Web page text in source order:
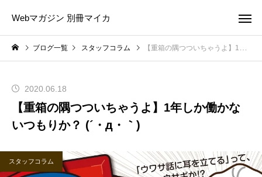
Webマガジン 別冊マイカ
ブログ一覧 スタッフコラム 【重箱の隅つついちゃうよ】1年しか働かないつもりか？ (´・д・｀)
2020.06.18
【重箱の隅つついちゃうよ】1年しか働かな
いつもりか？ (´・д・｀)
スタッフコラム